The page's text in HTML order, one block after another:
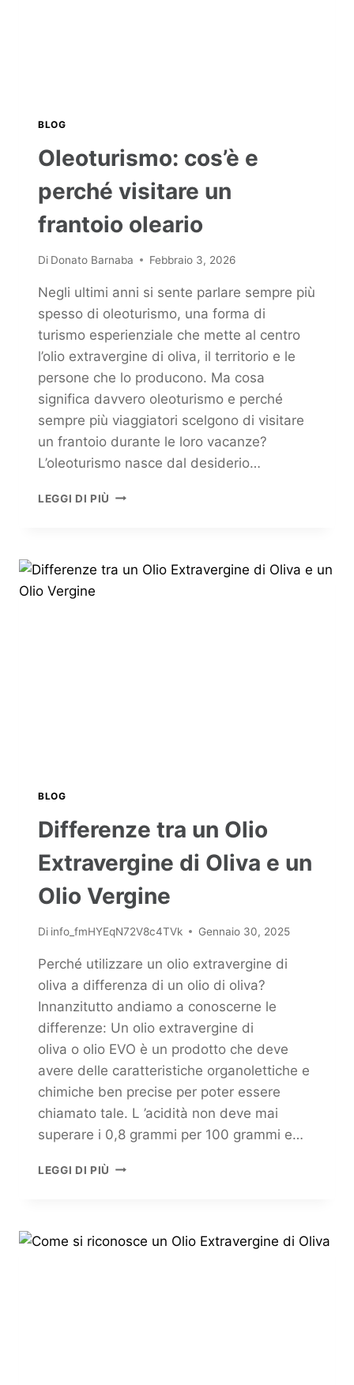
BLOG
Oleoturismo: cos’è e
perché visitare un
frantoio oleario
Di Donato Barnaba Febbraio 3, 2026
Negli ultimi anni si sente parlare sempre più
spesso di oleoturismo, una forma di
turismo esperienziale che mette al centro
l’olio extravergine di oliva, il territorio e le
persone che lo producono. Ma cosa
significa davvero oleoturismo e perché
sempre più viaggiatori scelgono di visitare
un frantoio durante le loro vacanze?
L’oleoturismo nasce dal desiderio…
LEGGI DI PIÙ
BLOG
Differenze tra un Olio
Extravergine di Oliva e un
Olio Vergine
Di info_fmHYEqN72V8c4TVk Gennaio 30, 2025
Perché utilizzare un olio extravergine di
oliva a differenza di un olio di oliva?
Innanzitutto andiamo a conoscerne le
differenze: Un olio extravergine di
oliva o olio EVO è un prodotto che deve
avere delle caratteristiche organolettiche e
chimiche ben precise per poter essere
chiamato tale. L ’acidità non deve mai
superare i 0,8 grammi per 100 grammi e…
LEGGI DI PIÙ